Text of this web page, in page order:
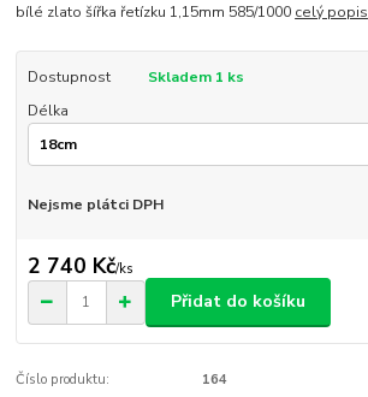
bílé zlato šířka řetízku 1,15mm 585/1000 celý popis
Dostupnost
Skladem 1 ks
Délka
Nejsme plátci DPH
2 740 Kč/ks
Přidat do košíku
Číslo produktu: 164